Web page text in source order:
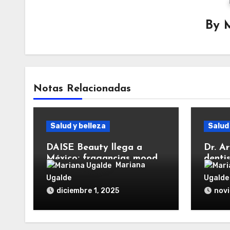
By
Notas Relacionadas
Salud y belleza
DAISE Beauty llega a
México: fragancias mood-
matching
Mariana
Ugalde
diciembre 1, 2025
Dr.
estilo
Ugalde